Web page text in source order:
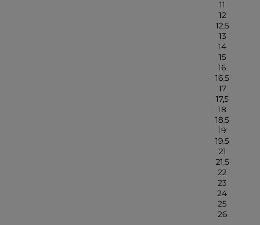
11
12
12,5
13
14
15
16
16,5
17
17,5
18
18,5
19
19,5
21
21,5
22
23
24
25
26